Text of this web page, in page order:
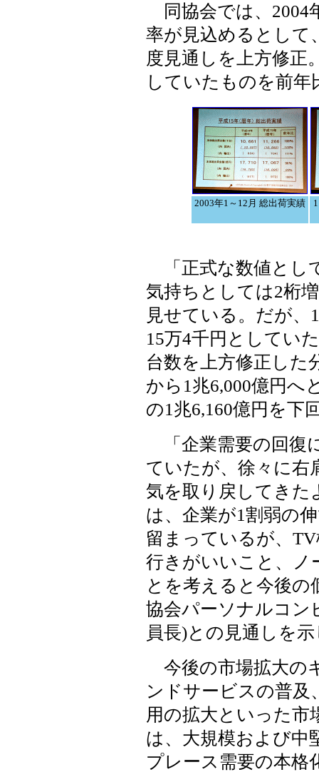
同協会では、2004
率が見込めるとして
度見通しを上方修正
していたものを前年
2003年1～12月 総出荷実績
「正式な数値とし
気持ちとしては2桁
見せている。だが、
15万4千円としてい
台数を上方修正した
から1兆6,000億円へ
の1兆6,160億円を下
「企業需要の回復
ていたが、徐々に右
気を取り戻してきた
は、企業が1割弱の
留まっているが、
行きがいいこと、ノ
とを考えると今後の
協会パーソナルコン
員長)との見通しを
今後の市場拡大の
ンドサービスの普
用の拡大といった市
は、大規模および中
プレース需要の本格